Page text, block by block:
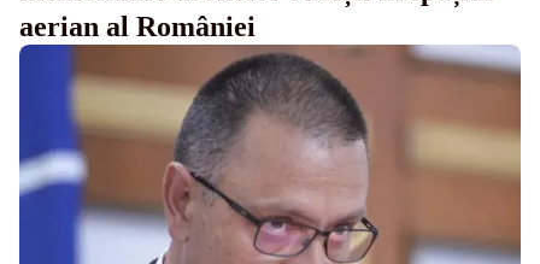
aerian al României